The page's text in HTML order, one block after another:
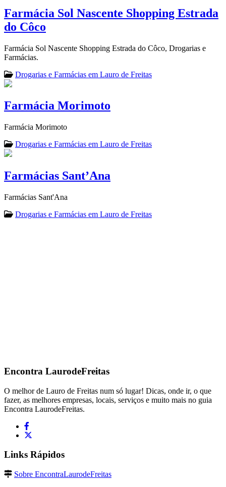
Farmácia Sol Nascente Shopping Estrada
do Côco
Farmácia Sol Nascente Shopping Estrada do Côco, Drogarias e
Farmácias.
Drogarias e Farmácias em Lauro de Freitas
Farmácia Morimoto
Farmácia Morimoto
Drogarias e Farmácias em Lauro de Freitas
Farmácias Sant’Ana
Farmácias Sant'Ana
Drogarias e Farmácias em Lauro de Freitas
Encontra LaurodeFreitas
O melhor de Lauro de Freitas num só lugar! Dicas, onde ir, o que
fazer, as melhores empresas, locais, serviços e muito mais no guia
Encontra LaurodeFreitas.
Links Rápidos
Sobre EncontraLaurodeFreitas